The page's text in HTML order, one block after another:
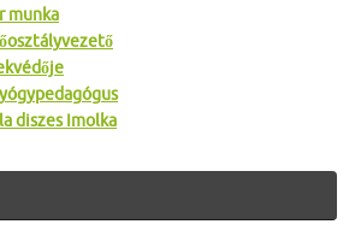
munka
diszes Imolka